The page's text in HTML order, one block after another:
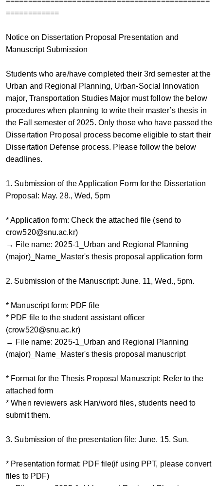
============
Notice on Dissertation Proposal Presentation and
Manuscript Submission
Students who are/have completed their 3rd semester at the
Urban and Regional Planning, Urban-Social Innovation
major, Transportation Studies Major must follow the below
procedures when planning to write their master’s thesis in
the Fall semester of 2025. Only those who have passed the
Dissertation Proposal process become eligible to start their
Dissertation Defense process. Please follow the below
deadlines.
1. Submission of the Application Form for the Dissertation
Proposal: May. 28., Wed, 5pm
* Application form: Check the attached file (send to
crow520@snu.ac.kr)
→ File name: 2025-1_Urban and Regional Planning
(major)_Name_Master's thesis proposal application form
2. Submission of the Manuscript: June. 11, Wed., 5pm.
* Manuscript form: PDF file
* PDF file to the student assistant officer
(crow520@snu.ac.kr)
→ File name: 2025-1_Urban and Regional Planning
(major)_Name_Master's thesis proposal manuscript
* Format for the Thesis Proposal Manuscript: Refer to the
attached form
* When reviewers ask Han/word files, students need to
submit them.
3. Submission of the presentation file: June. 15. Sun.
* Presentation format: PDF file(if using PPT, please convert
files to PDF)